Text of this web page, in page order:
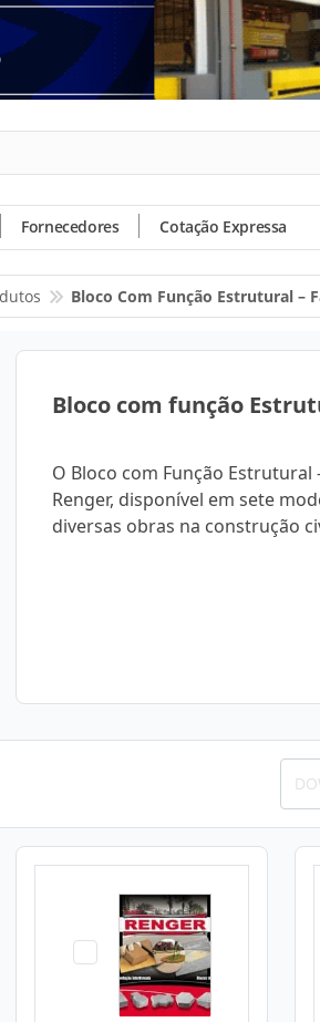
Fornecedores Cotação Expressa
Bloco Com Função Estrutural –
Bloco com função
O Bloco com Função Estrutural
Renger, disponível em sete
diversas obras na construção